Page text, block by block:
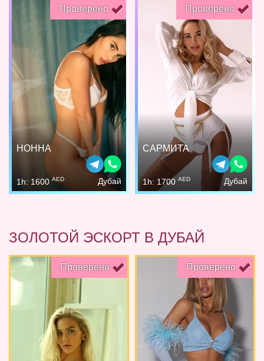
Проверено
НОННА
1h: 1600 AED Дубай
Проверено
САРМИТА
1h: 1700 AED Дубай
ЗОЛОТОЙ ЭСКОРТ В ДУБАЙ
Проверено Проверено